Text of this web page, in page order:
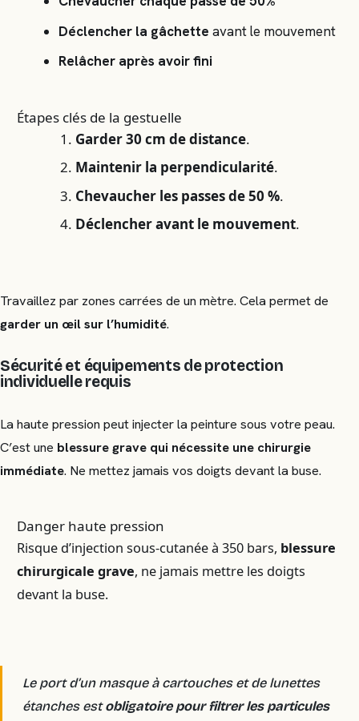
Déclencher la gâchette avant le mouvement
Relâcher après avoir fini
Étapes clés de la gestuelle
Garder 30 cm de distance.
Maintenir la perpendicularité.
Chevaucher les passes de 50 %.
Déclencher avant le mouvement.
Travaillez par zones carrées de un mètre. Cela permet de
garder un œil sur l’humidité.
Sécurité et équipements de protection
individuelle requis
La haute pression peut injecter la peinture sous votre peau.
C’est une blessure grave qui nécessite une chirurgie
immédiate. Ne mettez jamais vos doigts devant la buse.
Danger haute pression
Risque d’injection sous-cutanée à 350 bars, blessure
chirurgicale grave, ne jamais mettre les doigts
devant la buse.
Le port d’un masque à cartouches et de lunettes
étanches estobligatoire pour filtrer les particules